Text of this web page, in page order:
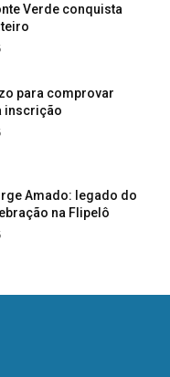
Verde conquista
para comprovar
inscrição
Amado: legado do
na Flipelô